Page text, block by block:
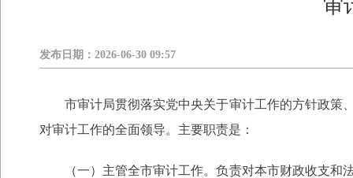
审
发布日期： 2026-06-30 09:57
市审计局贯彻落实党中央关于审计工作的方针政策
对审计工作的全面领导。主要职责是：
（一）主管全市审计工作。负责对本市财政收支